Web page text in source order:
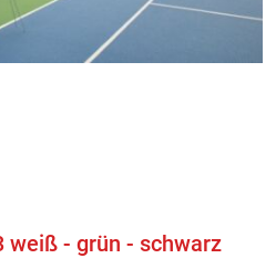
weiß - grün - schwarz